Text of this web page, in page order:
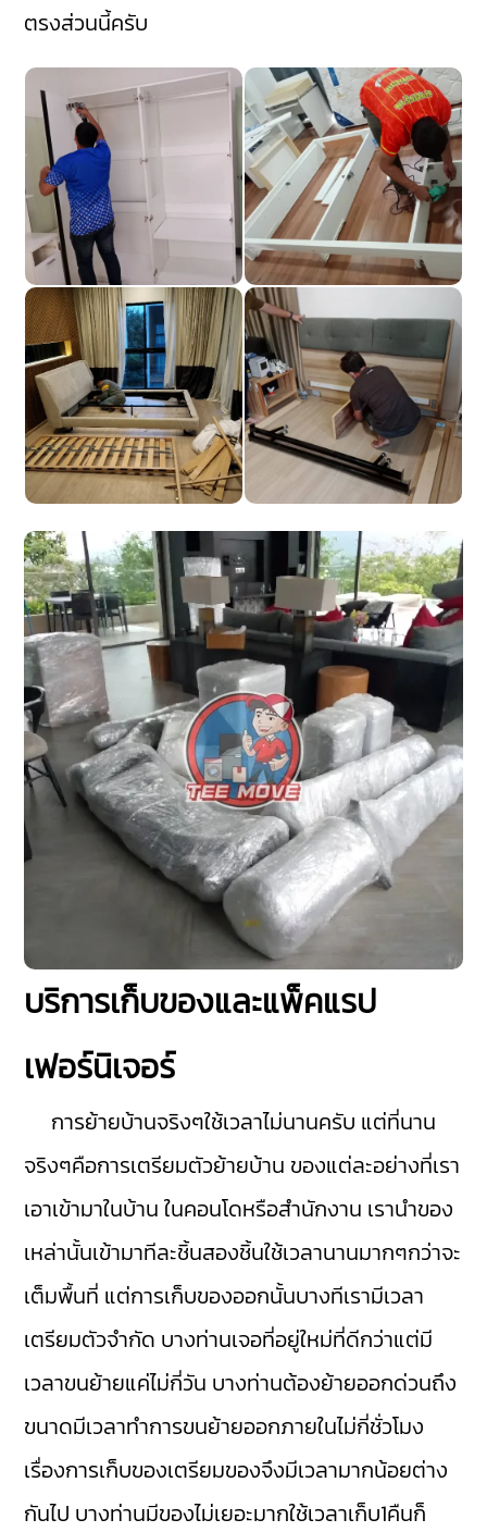
ตรงส่วนนี้ครับ
บริการเก็บของและแพ็คแรป
เฟอร์นิเจอร์
การย้ายบ้านจริงๆใช้เวลาไม่นานครับ แต่ที่นาน
จริงๆคือการเตรียมตัวย้ายบ้าน ของแต่ละอย่างที่เรา
เอาเข้ามาในบ้าน ในคอนโดหรือสำนักงาน เรานำของ
เหล่านั้นเข้ามาทีละชิ้นสองชิ้นใช้เวลานานมากๆกว่าจะ
เต็มพื้นที่ แต่การเก็บของออกนั้นบางทีเรามีเวลา
เตรียมตัวจำกัด บางท่านเจอที่อยู่ใหม่ที่ดีกว่าแต่มี
เวลาขนย้ายแค่ไม่กี่วัน บางท่านต้องย้ายออกด่วนถึง
ขนาดมีเวลาทำการขนย้ายออกภายในไม่กี่ชั่วโมง
เรื่องการเก็บของเตรียมของจึงมีเวลามากน้อยต่าง
กันไป บางท่านมีของไม่เยอะมากใช้เวลาเก็บ1คืนก็